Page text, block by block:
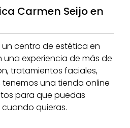
Carmen Seijo en
un centro de estética en
una experiencia de más de
tratamientos faciales,
tenemos una tienda online
para que puedas
quieras.